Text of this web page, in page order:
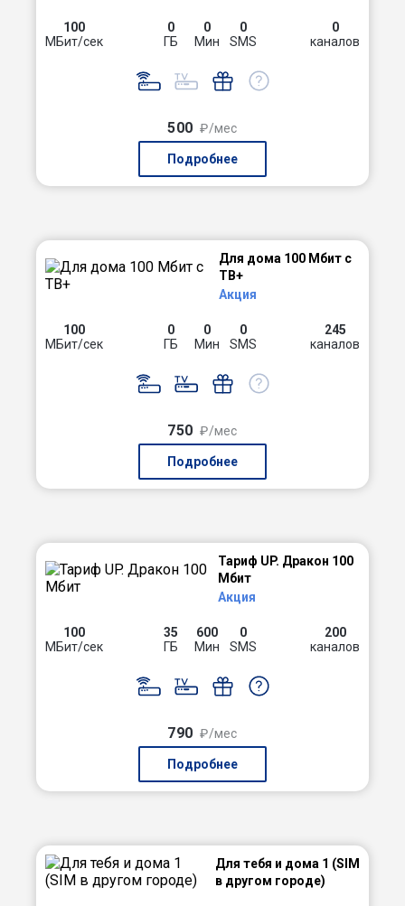
100
МБит/сек
0
ГБ
0
Мин
0
SMS
0
каналов
500 ₽/мес
Подробнее
Для дома 100 Мбит с
ТВ+
Акция
100
МБит/сек
0
ГБ
0
Мин
0
SMS
245
каналов
750 ₽/мес
Подробнее
Тариф UP. Дракон 100
Мбит
Акция
100
МБит/сек
35
ГБ
600
Мин
0
SMS
200
каналов
790 ₽/мес
Подробнее
Для тебя и дома 1 (SIM
в другом городе)